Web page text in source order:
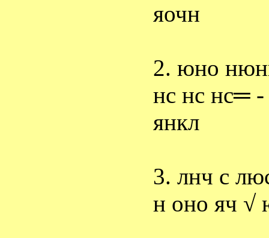
яочн
2. юно
нс нс нс═
янкл
3. лнч с
н оно яч